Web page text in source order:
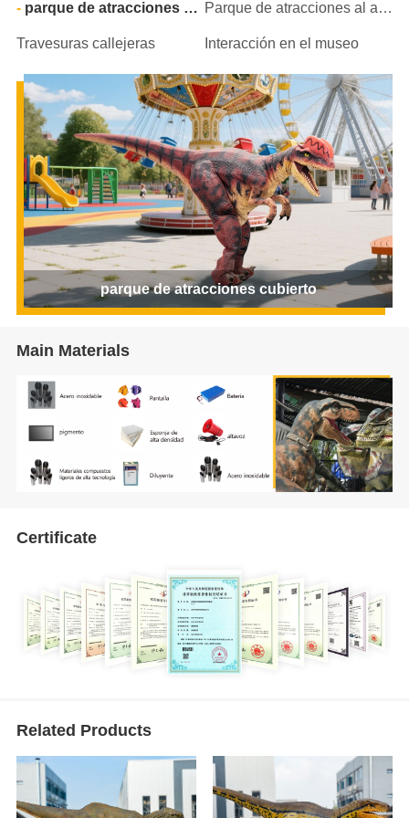
parque de atracciones cubierto Parque de atracciones al aire libre
Travesuras callejeras Interacción en el museo
parque de atracciones cubierto
Main Materials
Certificate
Related Products